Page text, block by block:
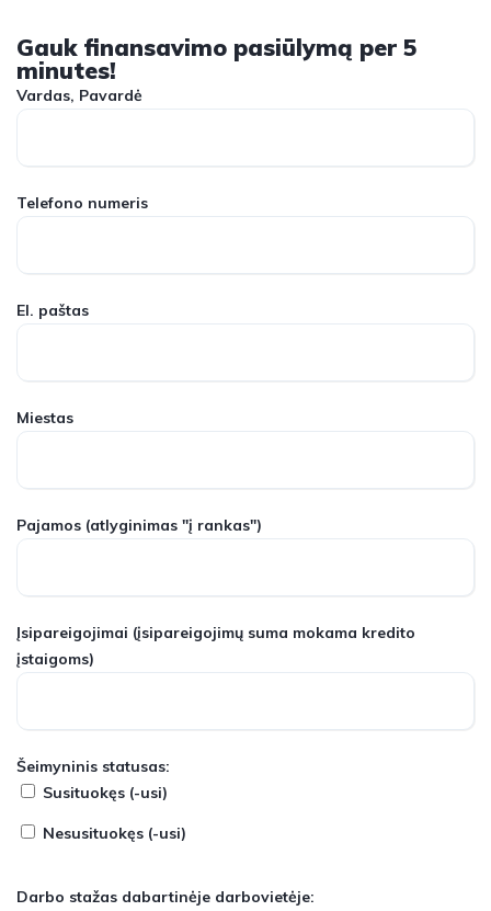
Gauk finansavimo pasiūlymą per 5
minutes!
Vardas, Pavardė
Telefono numeris
El. paštas
Miestas
Pajamos (atlyginimas "į rankas")
Įsipareigojimai (įsipareigojimų suma mokama kredito
įstaigoms)
Šeimyninis statusas:
Susituokęs (-usi)
Nesusituokęs (-usi)
Darbo stažas dabartinėje darbovietėje: